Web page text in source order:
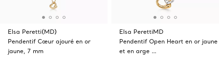
Elsa Peretti(MD)
Pendentif Cœur ajouré en or
jaune, 7 mm
Elsa PerettiMD
Pendentif Open Heart en or jaune
et en arge …